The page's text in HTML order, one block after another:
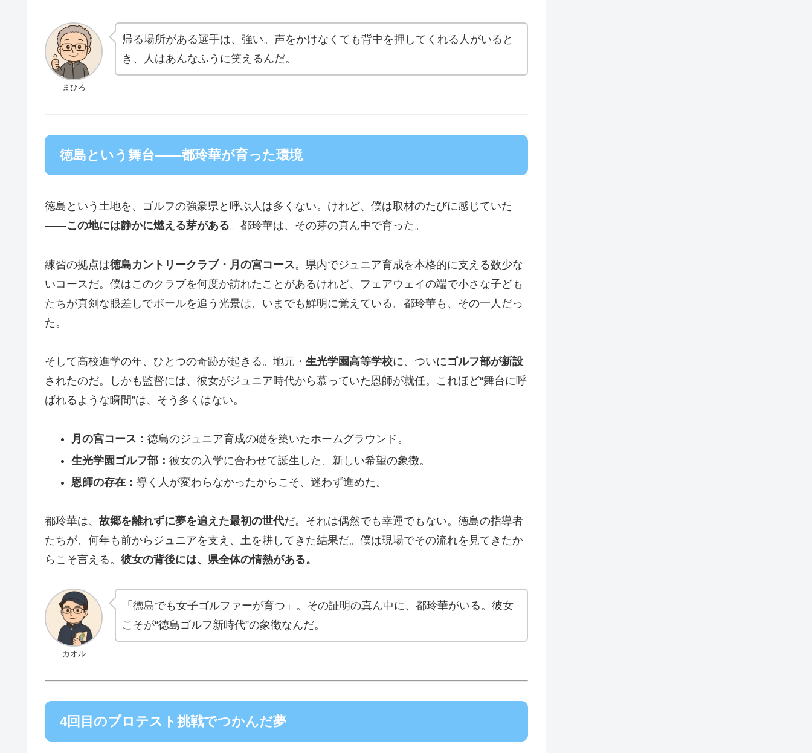
まひろ
帰る場所がある選手は、強い。声をかけなくても背中を押してくれる人がいると
き、人はあんなふうに笑えるんだ。
徳島という舞台——都玲華が育った環境
徳島という土地を、ゴルフの強豪県と呼ぶ人は多くない。けれど、僕は取材のたびに感じていた
——この地には静かに燃える芽がある。都玲華は、その芽の真ん中で育った。
練習の拠点は徳島カントリークラブ・月の宮コース。県内でジュニア育成を本格的に支える数少な
いコースだ。僕はこのクラブを何度か訪れたことがあるけれど、フェアウェイの端で小さな子ども
たちが真剣な眼差しでボールを追う光景は、いまでも鮮明に覚えている。都玲華も、その一人だっ
た。
そして高校進学の年、ひとつの奇跡が起きる。地元・ 生光学園高等学校に、ついにゴルフ部が新設
されたのだ。しかも監督には、彼女がジュニア時代から慕っていた恩師が就任。これほど“舞台に呼
ばれるような瞬間”は、そう多くはない。
月の宮コース： 徳島のジュニア育成の礎を築いたホームグラウンド。
生光学園ゴルフ部： 彼女の入学に合わせて誕生した、新しい希望の象徴。
恩師の存在： 導く人が変わらなかったからこそ、迷わず進めた。
都玲華は、 故郷を離れずに夢を追えた最初の世代だ。それは偶然でも幸運でもない。徳島の指導者
たちが、何年も前からジュニアを支え、土を耕してきた結果だ。僕は現場でその流れを見てきたか
らこそ言える。 彼女の背後には、県全体の情熱がある。
カオル
「徳島でも女子ゴルファーが育つ」。その証明の真ん中に、都玲華がいる。彼女
こそが“徳島ゴルフ新時代”の象徴なんだ。
4回目のプロテスト挑戦でつかんだ夢